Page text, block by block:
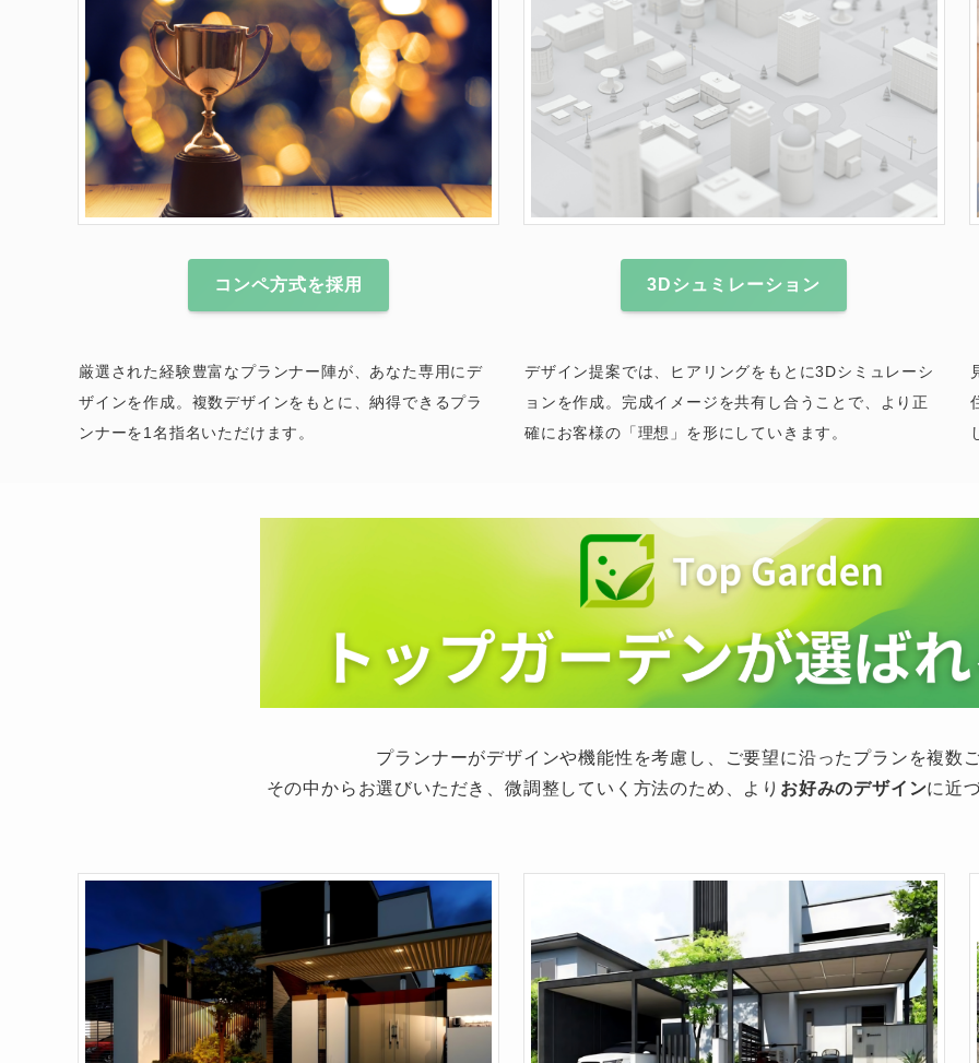
コンペ方式を採用 3Dシュミレーション
厳選された経験豊富なプランナー陣が、あなた専用にデ
ザインを作成。複数デザインをもとに、納得できるプラ
ンナーを1名指名いただけます。
デザイン提案では、ヒアリングをもとに3Dシミュレーシ
ョンを作成。完成イメージを共有し合うことで、より正
確にお客様の「理想」を形にしていきます。
プランナーがデザインや機能性を考慮し、ご要望に沿ったプランを複数
その中からお選びいただき、微調整していく方法のため、より お好みのデザインに近